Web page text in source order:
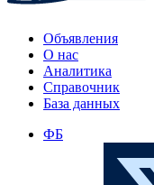
Объявления
О нас
Аналитика
Справочник
База данных
ФБ